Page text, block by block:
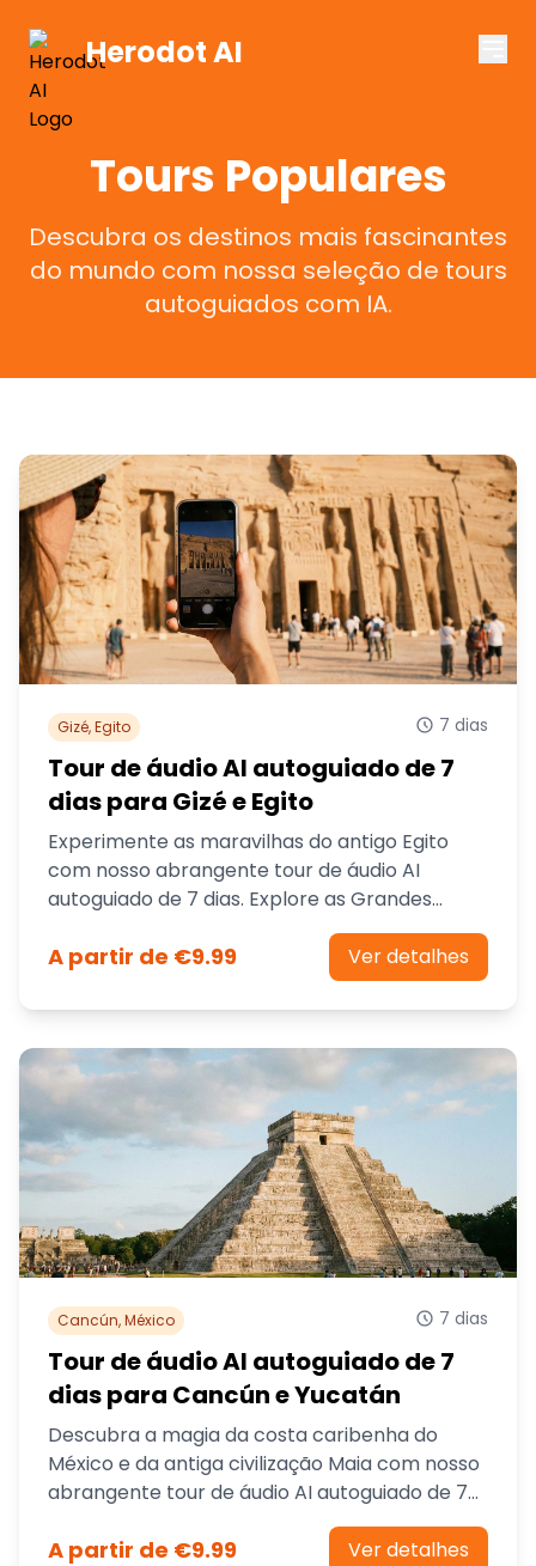
Herodot AI
Tours Populares
Descubra os destinos mais fascinantes
do mundo com nossa seleção de tours
autoguiados com IA.
Gizé, Egito 7 dias
Tour de áudio AI autoguiado de 7
dias para Gizé e Egito
Experimente as maravilhas do antigo Egito
com nosso abrangente tour de áudio AI
autoguiado de 7 dias. Explore as Grandes
Pirâmides de Gizé, a Esfinge e outros locais
icônicos no seu próprio ritmo.
A partir de €9.99 Ver detalhes
Cancún, México 7 dias
Tour de áudio AI autoguiado de 7
dias para Cancún e Yucatán
Descubra a magia da costa caribenha do
México e da antiga civilização Maia com nosso
abrangente tour de áudio AI autoguiado de 7
dias. Explore praias pristinas, cenotes místicos
e sítios arqueológicos mundialmente famosos
A partir de €9.99 Ver detalhes